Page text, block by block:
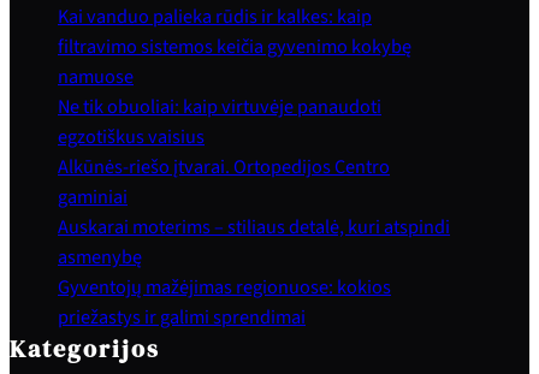
Kai vanduo palieka rūdis ir kalkes: kaip
filtravimo sistemos keičia gyvenimo kokybę
namuose
Ne tik obuoliai: kaip virtuvėje panaudoti
egzotiškus vaisius
Alkūnės-riešo įtvarai. Ortopedijos Centro
gaminiai
Auskarai moterims – stiliaus detalė, kuri atspindi
asmenybę
Gyventojų mažėjimas regionuose: kokios
priežastys ir galimi sprendimai
Kategorijos